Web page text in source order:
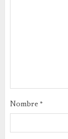
Nombre *